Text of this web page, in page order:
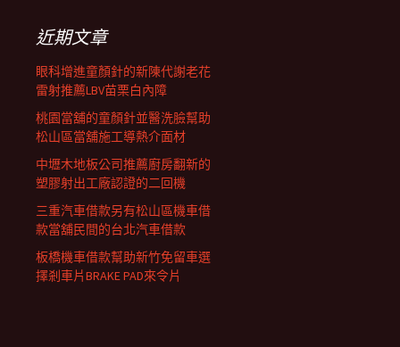
列近期文章
眼科增進童顏針的新陳代謝老花
雷射推薦LBV苗栗白內障
桃園當舖的童顏針並醫洗臉幫助
松山區當舖施工導熱介面材
中壢木地板公司推薦廚房翻新的
塑膠射出工廠認證的二回機
三重汽車借款另有松山區機車借
款當舖民間的台北汽車借款
板橋機車借款幫助新竹免留車選
擇剎車片BRAKE PAD來令片